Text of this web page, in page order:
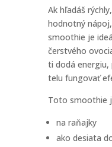
Ak hľadáš
hodnotný
smoothie je
čerstvého
ti dodá energiu,
telu fungovať
Toto smoothie
na raňajky
ako desiata